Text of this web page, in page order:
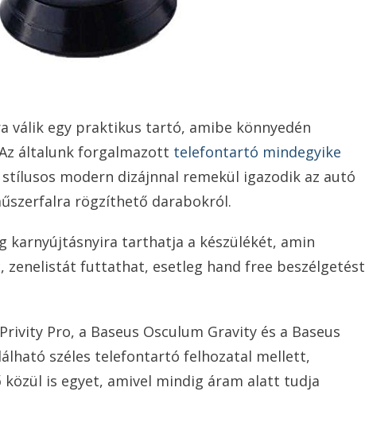
válik egy praktikus tartó, amibe könnyedén
általunk forgalmazott telefontartó mindegyike
modern dizájnnal remekül igazodik az autó
rögzíthető darabokról.
karnyújtásnyira tarthatja a készülékét, amin
futtathat, esetleg hand free beszélgetést
Pro, a Baseus Osculum Gravity és a Baseus
széles telefontartó felhozatal mellett,
is egyet, amivel mindig áram alatt tudja